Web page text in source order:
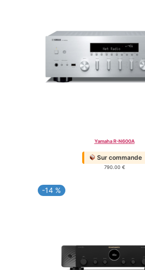
Yamaha R-N600A
Sur commande
790.00 €
-14 %